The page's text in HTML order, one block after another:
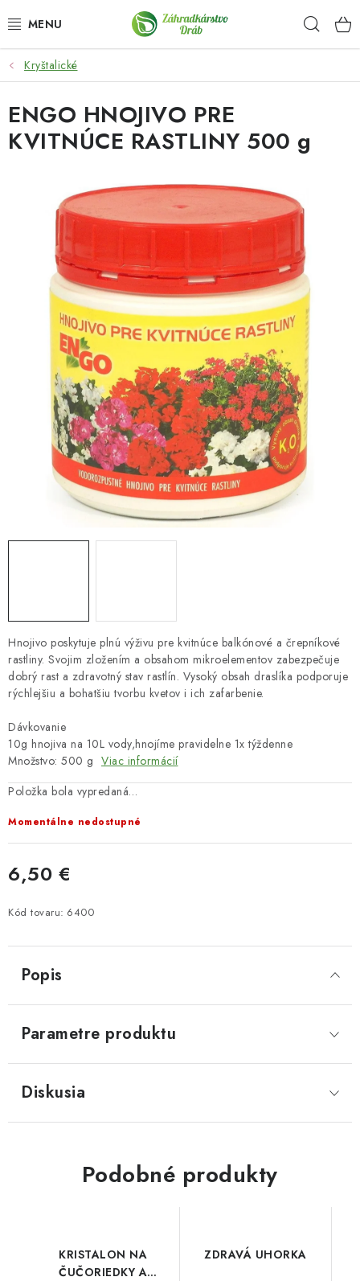
na
OKRASNÉ DREVINY
OLIVOVNÍKY, PALMY, CITRUSY
DROBNÉ OVOCIE
OVOCNÉ STROMY
KVETY A BYLINKY
SADIVÁ
ZÁHRADKÁRSKE POTREBY
CHÉMIA
KVETINÁČE
DEKORÁCIE
Kryštalické
Hnojivo poskytuje plnú výživu pre kvitnúce balkónové a črepníkové
rastliny. Svojim zložením a obsahom mikroelementov zabezpečuje
dobrý rast a zdravotný stav rastlín. Vysoký obsah draslíka podporuje
rýchlejšiu a bohatšiu tvorbu kvetov i ich zafarbenie.
Dávkovanie
10g hnojiva na 10L vody,hnojíme pravidelne 1x týždenne
Množstvo: 500 g Viac informácií
Položka bola vypredaná…
Momentálne nedostupné
6,50 €
Kód tovaru: 6400
ENGO HNOJIVO PRE
KVITNÚCE RASTLINY 500 g
Popis
Parametre produktu
Diskusia
Podobné produkty
KRISTALON NA
ČUČORIEDKY A
ZDRAVÁ UHORKA